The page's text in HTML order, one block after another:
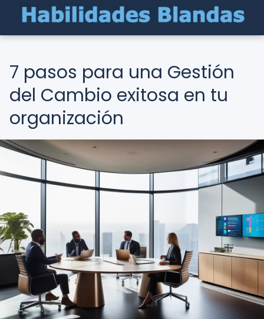
7 pasos para una Gestión
del Cambio exitosa en tu
organización